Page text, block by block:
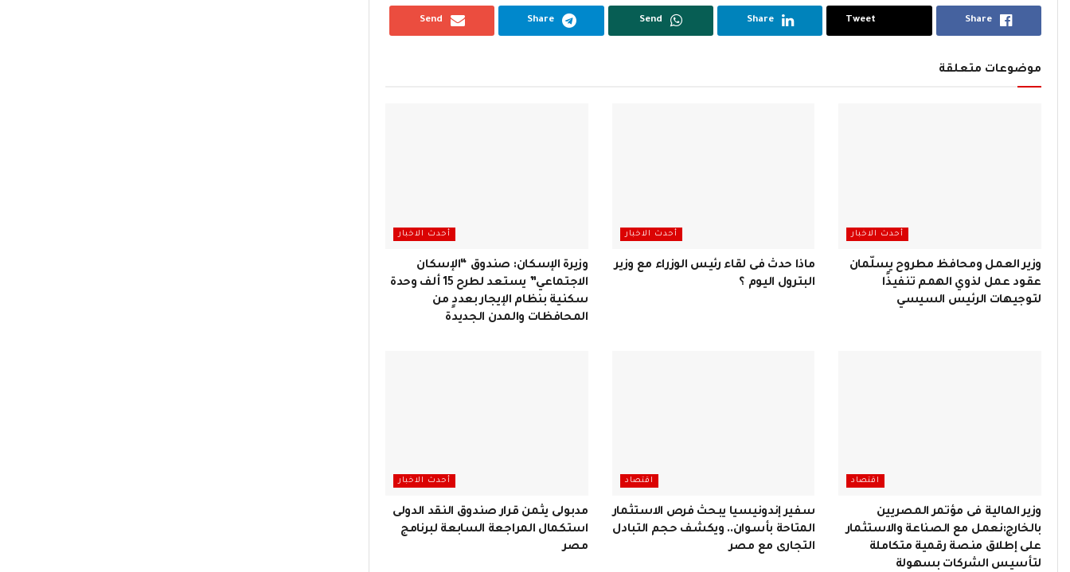
Share
Tweet
Share
Send
Share
Send
موضوعات متعلقة
أحدث الاخبار
وزير العمل ومحافظ مطروح يسلّمان
عقود عمل لذوي الهمم تنفيذًا
لتوجيهات الرئيس السيسي
أحدث الاخبار
ماذا حدث فى لقاء رئيس الوزراء مع وزير
البترول اليوم ؟
أحدث الاخبار
وزيرة الإسكان: صندوق “الإسكان
الاجتماعي” يستعد لطرح 15 ألف وحدة
سكنية بنظام الإيجار بعددٍ من
المحافظات والمدن الجديدة
اقتصاد
وزير المالية فى مؤتمر المصريين
بالخارج:نعمل مع الصناعة والاستثمار
على إطلاق منصة رقمية متكاملة
لتأسيس الشركات بسهولة
اقتصاد
سفير إندونيسيا يبحث فرص الاستثمار
المتاحة بأسوان.. ويكشف حجم التبادل
التجارى مع مصر
أحدث الاخبار
مدبولى يثمن قرار صندوق النقد الدولى
استكمال المراجعة السابعة لبرنامج
مصر